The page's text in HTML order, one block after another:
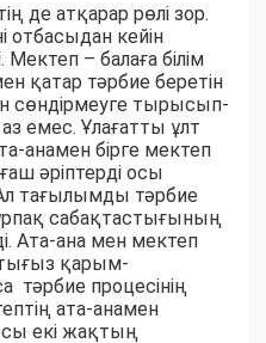
де атқарар рөлі зор.
отбасыдан кейін
Мектеп – балаға білім
қатар тәрбие беретін
тырысып-
емес. Ұлағатты ұлт
анамен бірге мектеп
әріптерді осы
Ал тағылымды тәрбие
сабақтастығының
Ата-ана мен мектеп
тығыз қарым-
тәрбие процесінің
ата-анамен
екі жақтың